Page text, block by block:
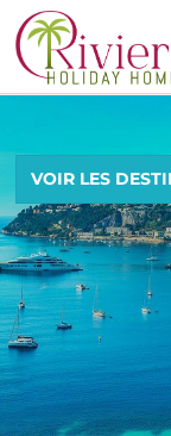
VOIR LES